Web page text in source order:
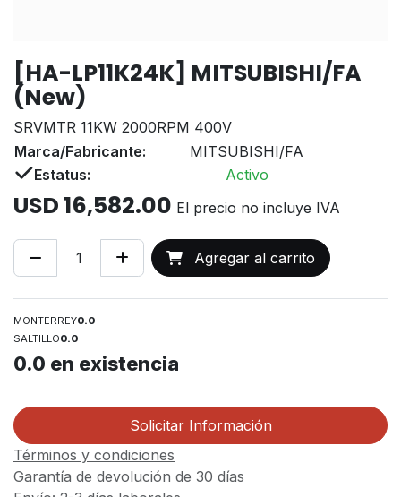
[HA-LP11K24K] MITSUBISHI/FA
(New)
SRVMTR 11KW 2000RPM 400V
Marca/Fabricante:
MITSUBISHI/FA
Estatus:
Activo
USD16,582.00 El precio no incluye IVA
Agregar al carrito
MONTERREY0.0
SALTILLO0.0
0.0 en existencia
Solicitar Información
Términos y condiciones
Garantía de devolución de 30 días